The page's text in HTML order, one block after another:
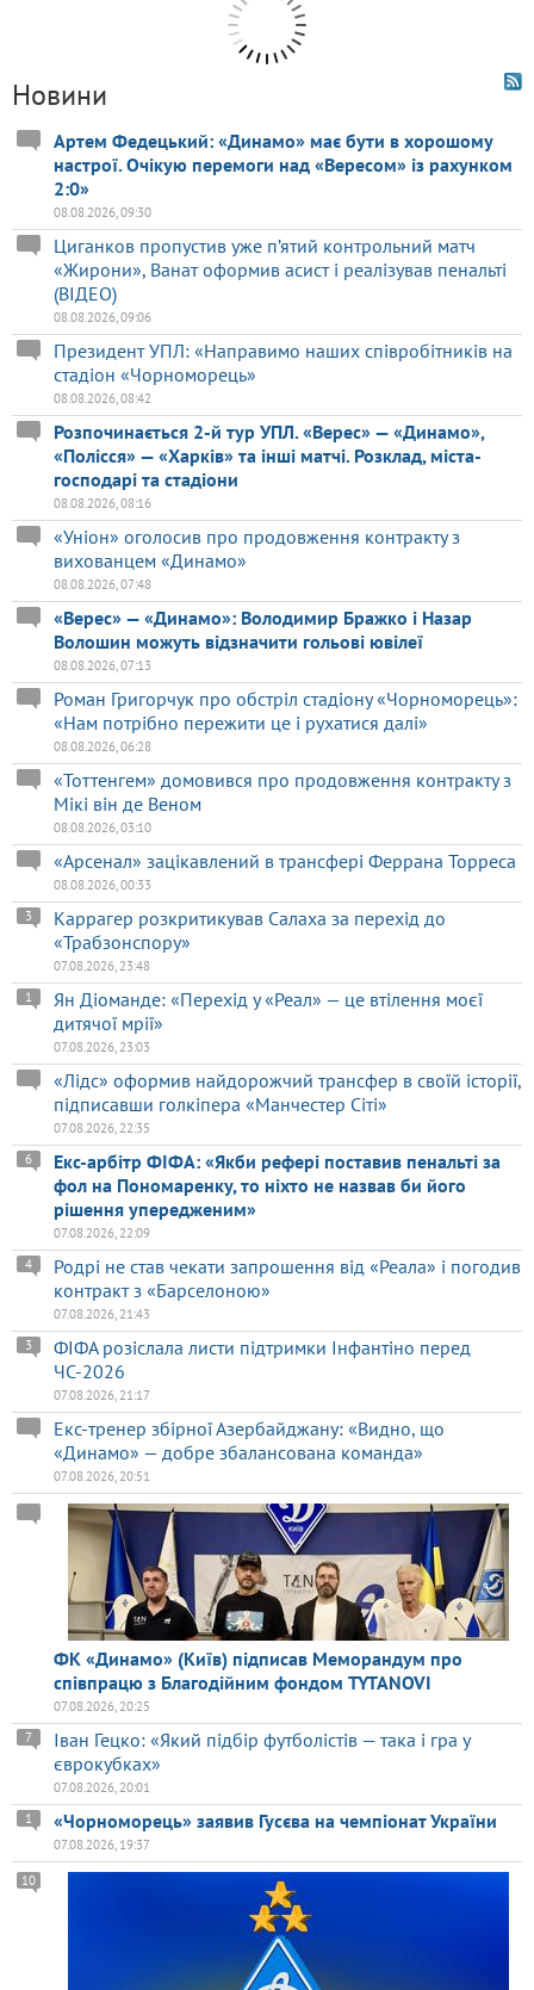
Новини
Артем Федецький: «Динамо» має бути в хорошому
настрої. Очікую перемоги над «Вересом» із рахунком
2:0»
08.08.2026, 09:30
Циганков пропустив уже п’ятий контрольний матч
«Жирони», Ванат оформив асист і реалізував пенальті
(ВІДЕО)
08.08.2026, 09:06
Президент УПЛ: «Направимо наших співробітників на
стадіон «Чорноморець»
08.08.2026, 08:42
Розпочинається 2-й тур УПЛ. «Верес» — «Динамо»,
«Полісся» — «Харків» та інші матчі. Розклад, міста-
господарі та стадіони
08.08.2026, 08:16
«Уніон» оголосив про продовження контракту з
вихованцем «Динамо»
08.08.2026, 07:48
«Верес» — «Динамо»: Володимир Бражко і Назар
Волошин можуть відзначити гольові ювілеї
08.08.2026, 07:13
Роман Григорчук про обстріл стадіону «Чорноморець»:
«Нам потрібно пережити це і рухатися далі»
08.08.2026, 06:28
«Тоттенгем» домовився про продовження контракту з
Мікі він де Веном
08.08.2026, 03:10
«Арсенал» зацікавлений в трансфері Феррана Торреса
08.08.2026, 00:33
Каррагер розкритикував Салаха за перехід до
«Трабзонспору»
3
07.08.2026, 23:48
Ян Діоманде: «Перехід у «Реал» — це втілення моєї
дитячої мрії»
1
07.08.2026, 23:03
«Лідс» оформив найдорожчий трансфер в своїй історії,
підписавши голкіпера «Манчестер Сіті»
07.08.2026, 22:35
Екс-арбітр ФІФА: «Якби рефері поставив пенальті за
фол на Пономаренку, то ніхто не назвав би його
рішення упередженим»
6
07.08.2026, 22:09
Родрі не став чекати запрошення від «Реала» і погодив
контракт з «Барселоною»
4
07.08.2026, 21:43
ФІФА розіслала листи підтримки Інфантіно перед
ЧС-2026
3
07.08.2026, 21:17
Екс-тренер збірної Азербайджану: «Видно, що
«Динамо» — добре збалансована команда»
07.08.2026, 20:51
ФК «Динамо» (Київ) підписав Меморандум про
співпрацю з Благодійним фондом TYTANOVI
07.08.2026, 20:25
Іван Гецко: «Який підбір футболістів — така і гра у
єврокубках»
7
07.08.2026, 20:01
«Чорноморець» заявив Гусєва на чемпіонат України
1
07.08.2026, 19:37
10